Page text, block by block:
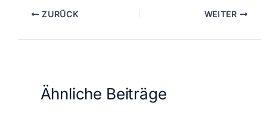
ZURÜCK WEITER
Ähnliche Beiträge